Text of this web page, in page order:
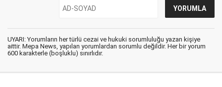
UYARI: Yorumların her türlü cezai ve hukuki sorumluluğu yazan kişiye
aittir. Mepa News, yapılan yorumlardan sorumlu değildir. Her bir yorum
600 karakterle (boşluklu) sınırlıdır.